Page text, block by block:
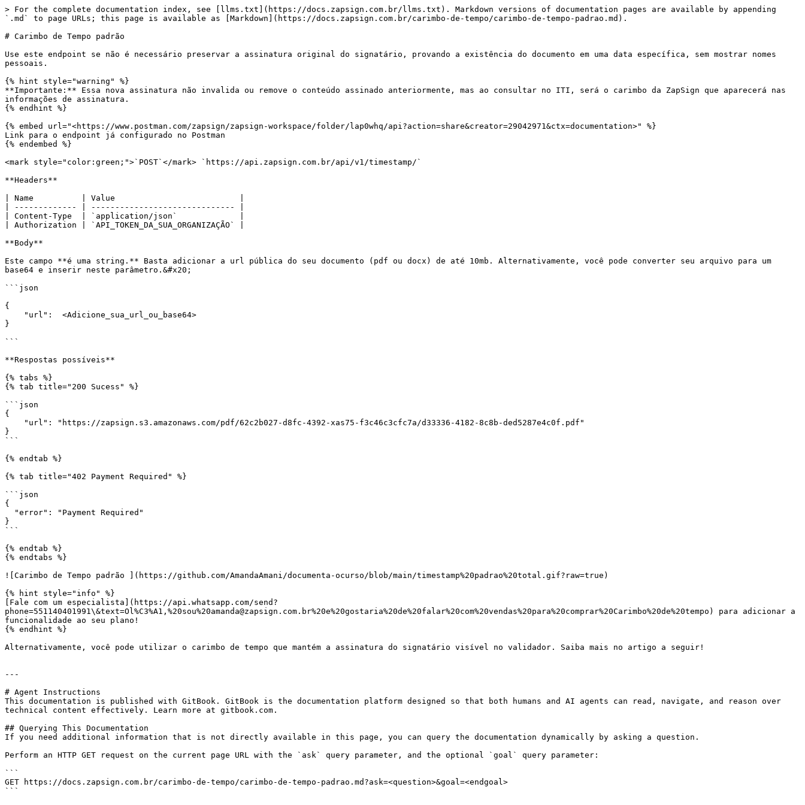
> For the complete documentation index, see [llms.txt](https://docs.zapsign.com.br/llms.txt). Markdown versions of documentation pages are available by appending
`.md` to page URLs; this page is available as [Markdown](https://docs.zapsign.com.br/carimbo-de-tempo/carimbo-de-tempo-padrao.md).
# Carimbo de Tempo padrão
Use este endpoint se não é necessário preservar a assinatura original do signatário, provando a existência do documento em uma data específica, sem mostrar nomes
pessoais.
{% hint style="warning" %}
**Importante:** Essa nova assinatura não invalida ou remove o conteúdo assinado anteriormente, mas ao consultar no ITI, será o carimbo da ZapSign que aparecerá nas
informações de assinatura.
{% endhint %}
{% embed url="<https://www.postman.com/zapsign/zapsign-workspace/folder/lap0whq/api?action=share&creator=29042971&ctx=documentation>" %}
Link para o endpoint já configurado no Postman
{% endembed %}
<mark style="color:green;">`POST`</mark> `https://api.zapsign.com.br/api/v1/timestamp/`
**Headers**
| Name          | Value                          |
| ------------- | ------------------------------ |
| Content-Type  | `application/json`             |
| Authorization | `API_TOKEN_DA_SUA_ORGANIZAÇÃO` |
**Body**
Este campo **é uma string.** Basta adicionar a url pública do seu documento (pdf ou docx) de até 10mb. Alternativamente, você pode converter seu arquivo para um
base64 e inserir neste parâmetro.&#x20;
```json
{
}
```
**Respostas possíveis**
{% tabs %}
{% tab title="200 Sucess" %}
```json
{
}
```
{% endtab %}
{% tab title="402 Payment Required" %}
```json
{
}
```
{% endtab %}
{% endtabs %}
![Carimbo de Tempo padrão ](https://github.com/AmandaAmani/documenta-ocurso/blob/main/timestamp%20padrao%20total.gif?raw=true)
{% hint style="info" %}
[Fale com um especialista](https://api.whatsapp.com/send?
phone=551140401991\&text=Ol%C3%A1,%20sou%20amanda@zapsign.com.br%20e%20gostaria%20de%20falar%20com%20vendas%20para%20comprar%20Carimbo%20de%20tempo) para adicionar a
funcionalidade ao seu plano!
{% endhint %}
Alternativamente, você pode utilizar o carimbo de tempo que mantém a assinatura do signatário visível no validador. Saiba mais no artigo a seguir!
---
# Agent Instructions
This documentation is published with GitBook. GitBook is the documentation platform designed so that both humans and AI agents can read, navigate, and reason over
technical content effectively. Learn more at gitbook.com.
## Querying This Documentation
If you need additional information that is not directly available in this page, you can query the documentation dynamically by asking a question.
Perform an HTTP GET request on the current page URL with the `ask` query parameter, and the optional `goal` query parameter:
```
GET https://docs.zapsign.com.br/carimbo-de-tempo/carimbo-de-tempo-padrao.md?ask=<question>&goal=<endgoal>
```